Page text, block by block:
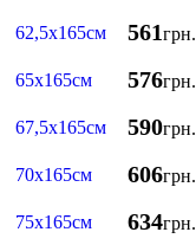
62,5х165см 561грн.
65х165см 576грн.
67,5х165см 590грн.
70х165см 606грн.
75х165см 634грн.